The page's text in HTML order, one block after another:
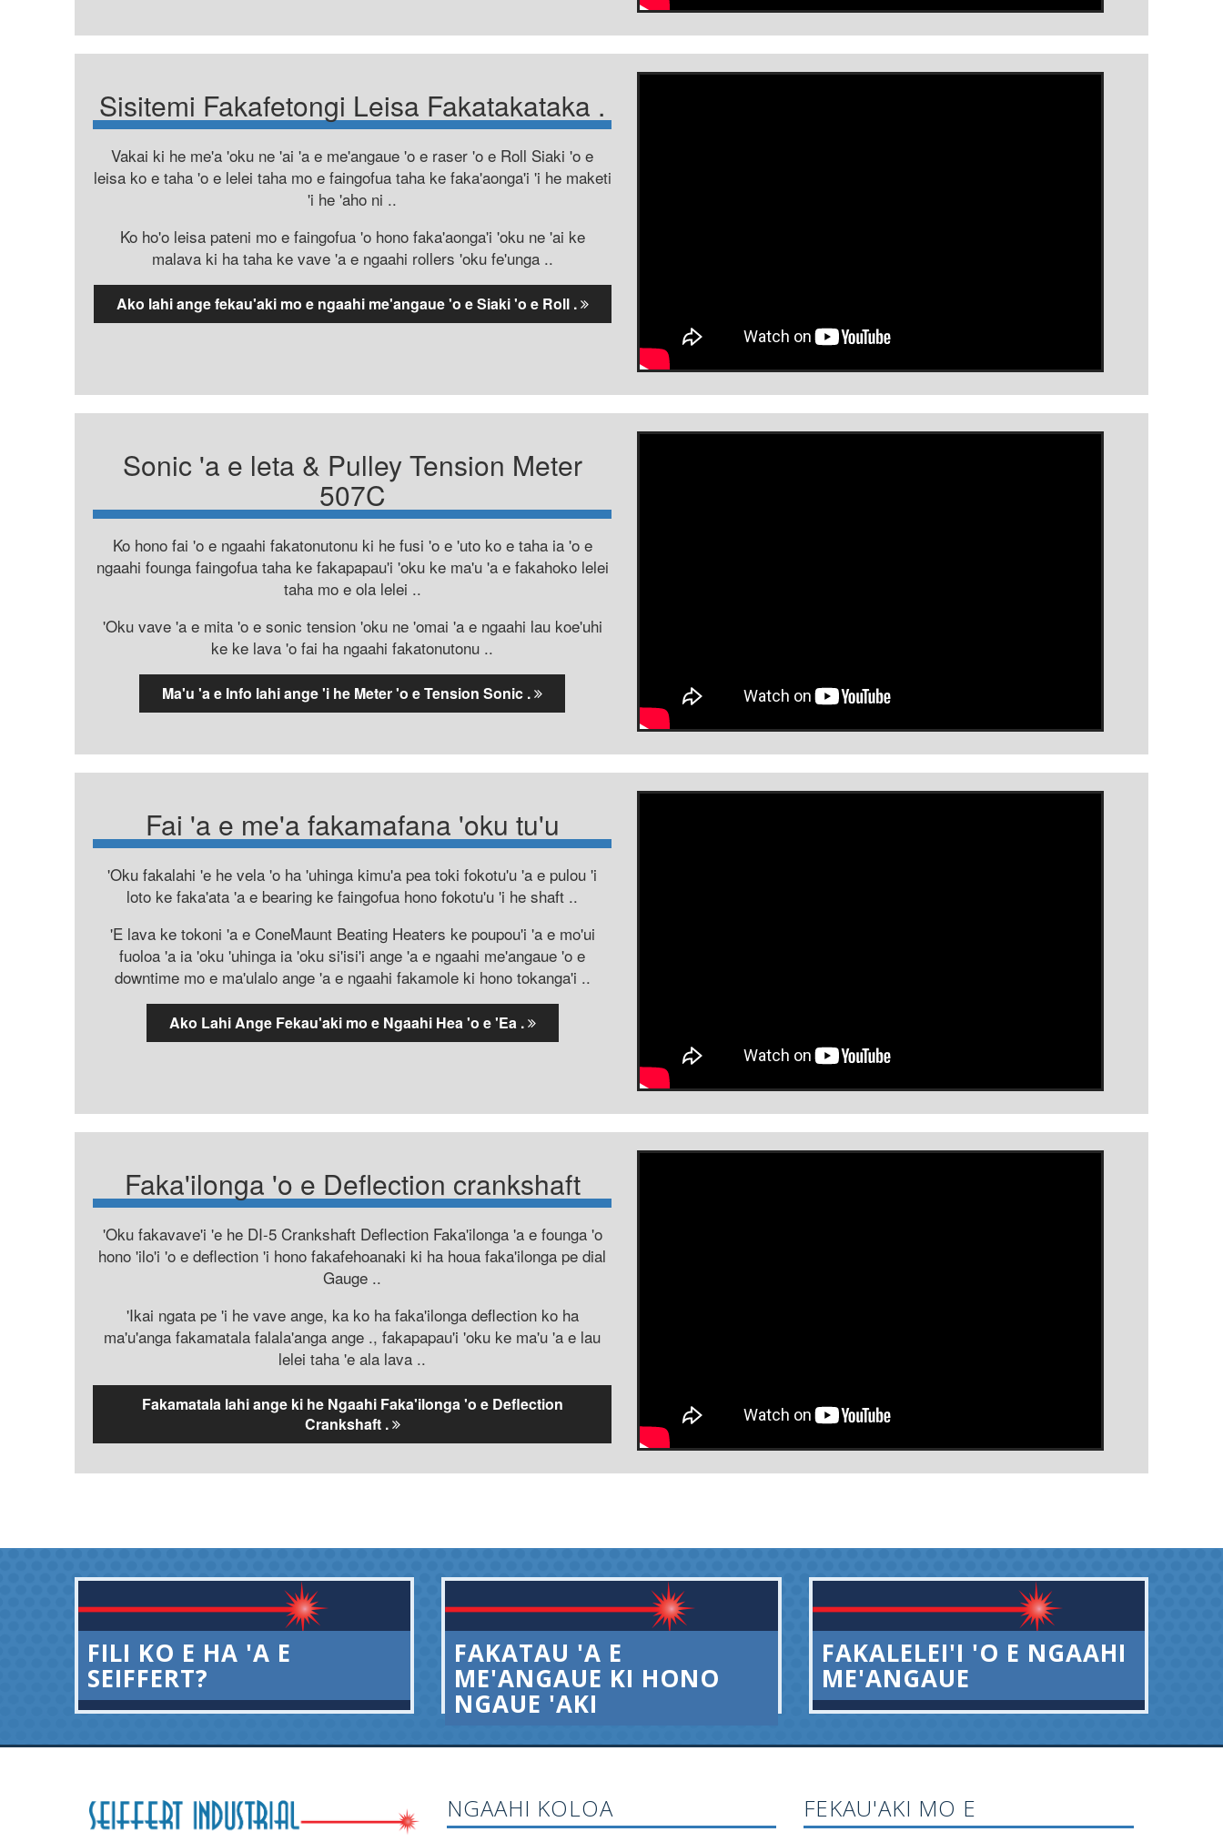
Sisitemi Fakafetongi Leisa Fakatakataka .
Vakai ki he me'a 'oku ne 'ai 'a e me'angaue 'o e raser 'o e Roll Siaki 'o e
leisa ko e taha 'o e lelei taha mo e faingofua taha ke faka'aonga'i 'i he maketi
'i he 'aho ni ..
Ko ho'o leisa pateni mo e faingofua 'o hono faka'aonga'i 'oku ne 'ai ke
malava ki ha taha ke vave 'a e ngaahi rollers 'oku fe'unga ..
Ako lahi ange fekau'aki mo e ngaahi me'angaue 'o e Siaki 'o e Roll .
Sonic 'a e leta & Pulley Tension Meter
507C
Ko hono fai 'o e ngaahi fakatonutonu ki he fusi 'o e 'uto ko e taha ia 'o e
ngaahi founga faingofua taha ke fakapapau'i 'oku ke ma'u 'a e fakahoko lelei
taha mo e ola lelei ..
'Oku vave 'a e mita 'o e sonic tension 'oku ne 'omai 'a e ngaahi lau koe'uhi
ke ke lava 'o fai ha ngaahi fakatonutonu ..
Ma'u 'a e Info lahi ange 'i he Meter 'o e Tension Sonic .
Fai 'a e me'a fakamafana 'oku tu'u
'Oku fakalahi 'e he vela 'o ha 'uhinga kimu'a pea toki fokotu'u 'a e pulou 'i
loto ke faka'ata 'a e bearing ke faingofua hono fokotu'u 'i he shaft ..
'E lava ke tokoni 'a e ConeMaunt Beating Heaters ke poupou'i 'a e mo'ui
fuoloa 'a ia 'oku 'uhinga ia 'oku si'isi'i ange 'a e ngaahi me'angaue 'o e
downtime mo e ma'ulalo ange 'a e ngaahi fakamole ki hono tokanga'i ..
Ako Lahi Ange Fekau'aki mo e Ngaahi Hea 'o e 'Ea .
Faka'ilonga 'o e Deflection crankshaft
'Oku fakavave'i 'e he DI-5 Crankshaft Deflection Faka'ilonga 'a e founga 'o
hono 'ilo'i 'o e deflection 'i hono fakafehoanaki ki ha houa faka'ilonga pe dial
Gauge ..
'Ikai ngata pe 'i he vave ange, ka ko ha faka'ilonga deflection ko ha
ma'u'anga fakamatala falala'anga ange ., fakapapau'i 'oku ke ma'u 'a e lau
lelei taha 'e ala lava ..
Fakamatala lahi ange ki he Ngaahi Faka'ilonga 'o e Deflection
Crankshaft .
FILI KO E HA 'A E
SEIFFERT?
FAKATAU 'A E
ME'ANGAUE KI HONO
NGAUE 'AKI
FAKALELEI'I 'O E NGAAHI
ME'ANGAUE
NGAAHI KOLOA FEKAU'AKI MO E